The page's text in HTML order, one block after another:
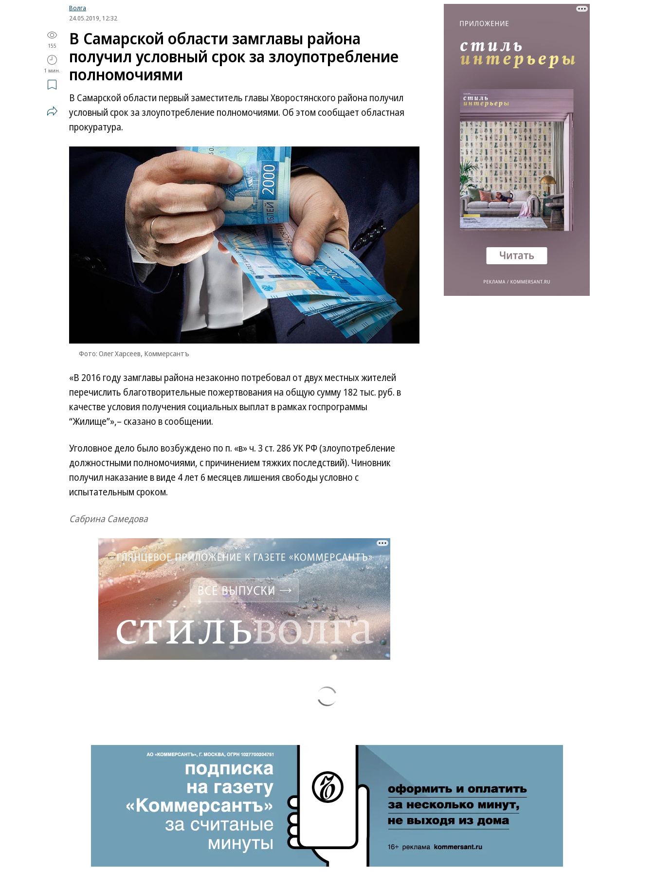
Волга
24.05.2019, 12:32
155
1 мин.
В Самарской области замглавы района
получил условный срок за злоупотребление
полномочиями
В Самарской области первый заместитель главы Хворостянского района получил
условный срок за злоупотребление полномочиями. Об этом сообщает областная
прокуратура.
Фото: Олег Харсеев, Коммерсантъ
«В 2016 году замглавы района незаконно потребовал от двух местных жителей
перечислить благотворительные пожертвования на общую сумму 182 тыс. руб. в
качестве условия получения социальных выплат в рамках госпрограммы
“Жилище”»,– сказано в сообщении.
Уголовное дело было возбуждено по п. «в» ч. 3 ст. 286 УК РФ (злоупотребление
должностными полномочиями, с причинением тяжких последствий). Чиновник
получил наказание в виде 4 лет 6 месяцев лишения свободы условно с
испытательным сроком.
Сабрина Самедова